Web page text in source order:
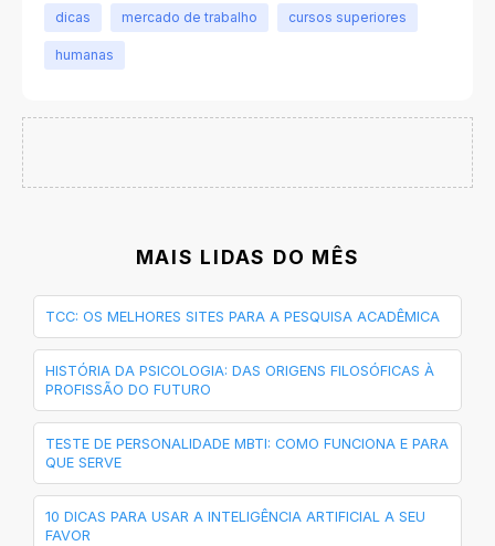
dicas mercado de trabalho cursos superiores
humanas
MAIS LIDAS DO MÊS
TCC: OS MELHORES SITES PARA A PESQUISA ACADÊMICA
HISTÓRIA DA PSICOLOGIA: DAS ORIGENS FILOSÓFICAS À
PROFISSÃO DO FUTURO
TESTE DE PERSONALIDADE MBTI: COMO FUNCIONA E PARA
QUE SERVE
10 DICAS PARA USAR A INTELIGÊNCIA ARTIFICIAL A SEU
FAVOR